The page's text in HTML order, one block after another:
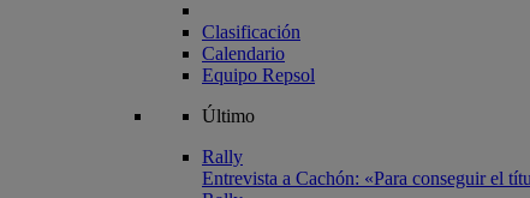
Clasificación
Calendario
Equipo Repsol
Último
Rally
Entrevista a Cachón: «Para conseguir el